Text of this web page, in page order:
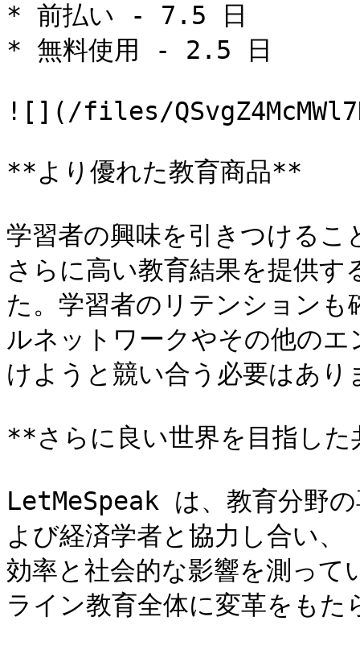
* 前払い - 7.5 日
* 無料使用 - 2.5 日
![](/files/
**より優れた教育商品**
学習者の興味を引きつける
さらに高い教育結果を提供
た。学習者のリテンション
ルネットワークやその他の
けようと競い合う必要はあり
**さらに良い世界を目指し
LetMeSpeak は、教育分野
よび経済学者と協力し合い
効率と社会的な影響を測っ